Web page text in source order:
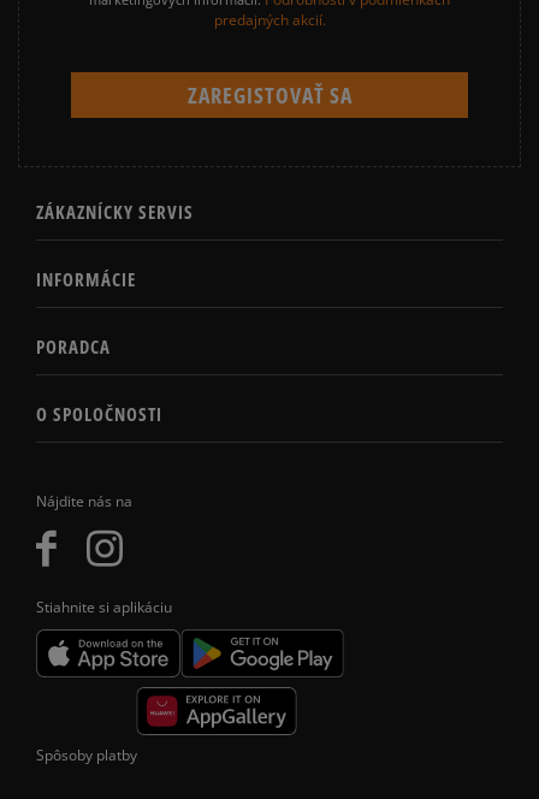
Nájdite nás na
Stiahnite si aplikáciu
predajných akcií.
ZÁKAZNÍCKY SERVIS
INFORMÁCIE
PORADCA
O SPOLOČNOSTI
Spôsoby platby